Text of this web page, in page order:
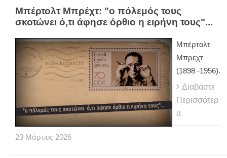
Μπέρτολτ Μπρέχτ: "ο πόλεμός τους
σκοτώνει ό,τι άφησε όρθιο η ειρήνη τους"...
Μπέρτολτ
Μπρεχτ
(1898 -1956).
Διαβάστε
Περισσότερ
α
23 Μάρτιος 2026